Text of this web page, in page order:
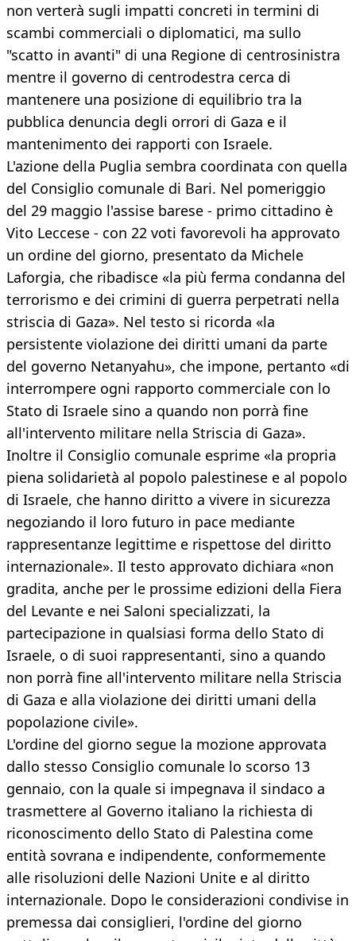
non verterà sugli impatti concreti in termini di
scambi commerciali o diplomatici, ma sullo
"scatto in avanti" di una Regione di centrosinistra
mentre il governo di centrodestra cerca di
mantenere una posizione di equilibrio tra la
pubblica denuncia degli orrori di Gaza e il
mantenimento dei rapporti con Israele.
L'azione della Puglia sembra coordinata con quella
del Consiglio comunale di Bari. Nel pomeriggio
del 29 maggio l'assise barese - primo cittadino è
Vito Leccese - con 22 voti favorevoli ha approvato
un ordine del giorno, presentato da Michele
Laforgia, che ribadisce «la più ferma condanna del
terrorismo e dei crimini di guerra perpetrati nella
striscia di Gaza». Nel testo si ricorda «la
persistente violazione dei diritti umani da parte
del governo Netanyahu», che impone, pertanto «di
interrompere ogni rapporto commerciale con lo
Stato di Israele sino a quando non porrà fine
all'intervento militare nella Striscia di Gaza».
Inoltre il Consiglio comunale esprime «la propria
piena solidarietà al popolo palestinese e al popolo
di Israele, che hanno diritto a vivere in sicurezza
negoziando il loro futuro in pace mediante
rappresentanze legittime e rispettose del diritto
internazionale». Il testo approvato dichiara «non
gradita, anche per le prossime edizioni della Fiera
del Levante e nei Saloni specializzati, la
partecipazione in qualsiasi forma dello Stato di
Israele, o di suoi rappresentanti, sino a quando
non porrà fine all'intervento militare nella Striscia
di Gaza e alla violazione dei diritti umani della
popolazione civile».
L'ordine del giorno segue la mozione approvata
dallo stesso Consiglio comunale lo scorso 13
gennaio, con la quale si impegnava il sindaco a
trasmettere al Governo italiano la richiesta di
riconoscimento dello Stato di Palestina come
entità sovrana e indipendente, conformemente
alle risoluzioni delle Nazioni Unite e al diritto
internazionale. Dopo le considerazioni condivise in
premessa dai consiglieri, l'ordine del giorno